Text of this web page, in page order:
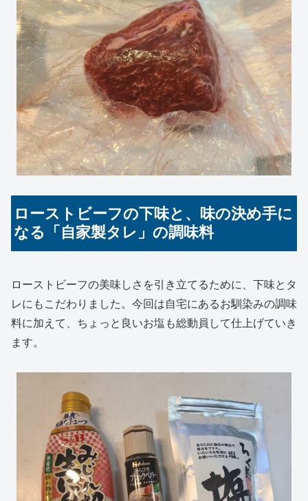
ローストビーフの下味と、味の決め手に
なる「自家製タレ」の調味料
ローストビーフの美味しさを引き立てるために、下味とタ
レにもこだわりました。今回は自宅にあるお馴染みの調味
料に加えて、ちょっと良いお塩も総動員して仕上げていき
ます。